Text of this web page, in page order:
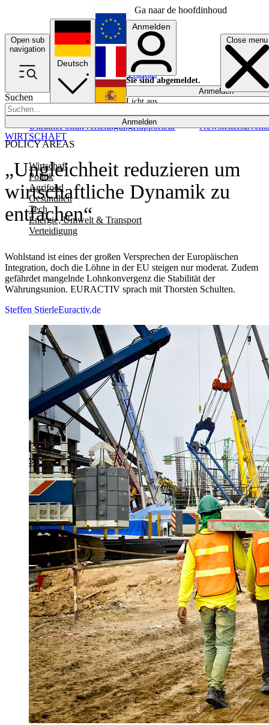
Ga naar de hoofdinhoud
Open sub
navigation
Close menu
Suchen
Anmelden
POLICY AREAS
Wirtschaft
Politik
Agrifood
Gesundheit
Tech
Energie, Umwelt & Transport
Verteidigung
UkrainePolitikVerteidigungRapporteur NewslettersEvents
Deutsch
English
Français
Anmelden
Sie sind abgemeldet.
Anmelden
Licht aus
„Ungleichheit reduzieren um
wirtschaftliche Dynamik zu
entfachen“
Wohlstand ist eines der großen Versprechen der Europäischen
Integration, doch die Löhne in der EU steigen nur moderat. Zudem
gefährdet mangelnde Lohnkonvergenz die Stabilität der
Währungsunion. EURACTIV sprach mit Thorsten Schulten.
WIRTSCHAFT
Steffen StierleEuractiv.de